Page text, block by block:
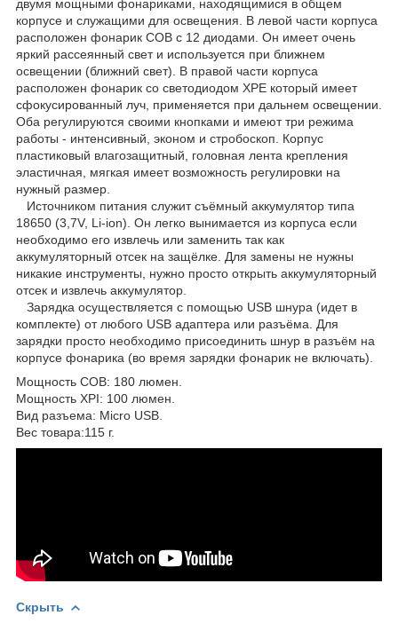
двумя мощными фонариками, находящимися в общем
корпусе и служащими для освещения. В левой части корпуса
расположен фонарик СОВ с 12 диодами. Он имеет очень
яркий рассеянный свет и используется при ближнем
освещении (ближний свет). В правой части корпуса
расположен фонарик со светодиодом ХРЕ который имеет
сфокусированный луч, применяется при дальнем освещении.
Оба регулируются своими кнопками и имеют три режима
работы - интенсивный, эконом и стробоскоп. Корпус
пластиковый влагозащитный, головная лента крепления
эластичная, мягкая имеет возможность регулировки на
нужный размер.
Источником питания служит съёмный аккумулятор типа
18650 (3,7V, Li-ion). Он легко вынимается из корпуса если
необходимо его извлечь или заменить так как
аккумуляторный отсек на защёлке. Для замены не нужны
никакие инструменты, нужно просто открыть аккумуляторный
отсек и извлечь аккумулятор.
Зарядка осуществляется с помощью USB шнура (идет в
комплекте) от любого USB адаптера или разъёма. Для
зарядки просто необходимо присоединить шнур в разъём на
корпусе фонарика (во время зарядки фонарик не включать).
Мощность COB: 180 люмен.
Мощность XPI: 100 люмен.
Вид разъема: Micro USB.
Вес товара:115 г.
Скрыть